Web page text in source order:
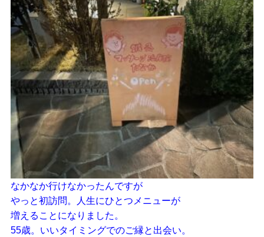
なかなか行けなかったんですが
やっと初訪問。人生にひとつメニューが
増えることになりました。
55歳。いいタイミングでのご縁と出会い。